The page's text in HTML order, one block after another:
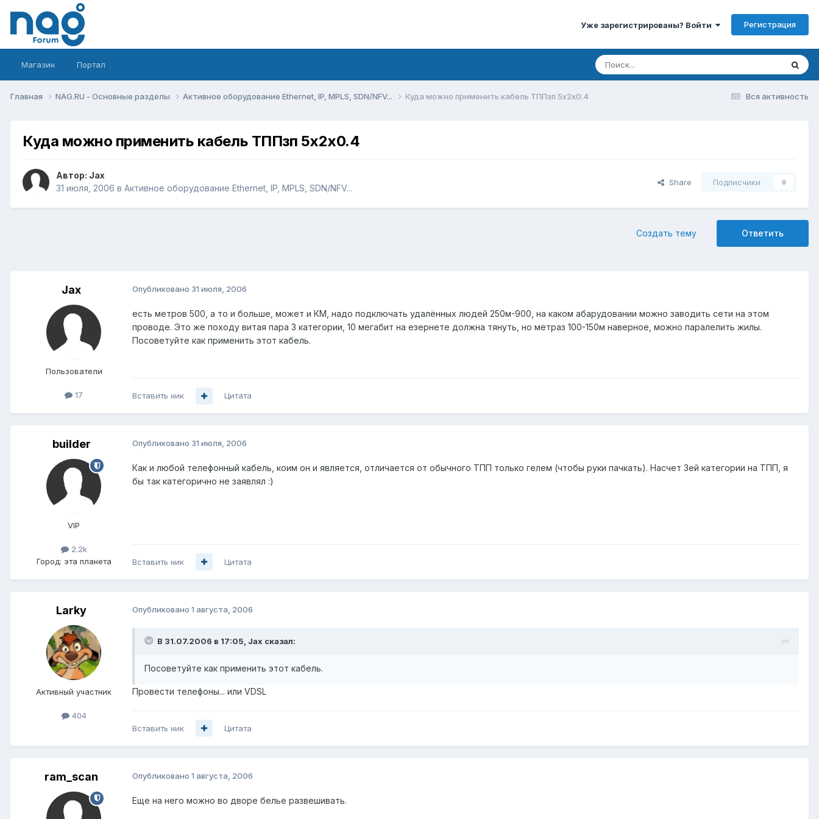
Уже зарегистрированы? Войти Регистрация
Магазин Портал
Вся активность
Главная NAG.RU - Основные разделы Активное оборудование Ethernet, IP, MPLS, SDN/NFV... Куда можно применить кабель ТППзп 5х2х0.4
Куда можно применить кабель ТППзп 5х2х0.4
Автор: Jax
31 июля, 2006 в Активное оборудование Ethernet, IP, MPLS, SDN/NFV...
Share Подписчики 0
Ответить
Создать тему
Jax
Пользователи
17
Опубликовано 31 июля, 2006
есть метров 500, а то и больше, может и КМ, надо подключать удалённых людей 250м-900, на каком абарудовании можно заводить сети на этом
проводе. Это же походу витая пара 3 категории, 10 мегабит на езернете должна тянуть, но метраз 100-150м наверное, можно паралелить жилы.
Посоветуйте как применить этот кабель.
Вставить ник Цитата
builder
VIP
2.2k
Город: эта планета
Опубликовано 31 июля, 2006
Как и любой телефонный кабель, коим он и является, отличается от обычного ТПП только гелем (чтобы руки пачкать). Насчет 3ей категории на ТПП, я
бы так категорично не заявлял :)
Вставить ник Цитата
Larky
Активный участник
404
Опубликовано 1 августа, 2006
В 31.07.2006 в 17:05, Jax сказал:
Посоветуйте как применить этот кабель.
Провести телефоны... или VDSL
Вставить ник Цитата
ram_scan Опубликовано 1 августа, 2006
Еще на него можно во дворе белье развешивать.